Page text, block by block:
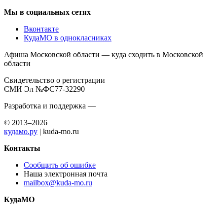
Мы в социальных сетях
Вконтакте
КудаМО в однокласниках
Афиша Московской области — куда сходить в Московской
области
Свидетельство о регистрации
СМИ Эл №ФС77-32290
Разработка и поддержка —
© 2013–2026
кудамо.ру | kuda-mo.ru
Контакты
Сообщить об ошибке
Наша электронная почта
mailbox@kuda-mo.ru
КудаМО